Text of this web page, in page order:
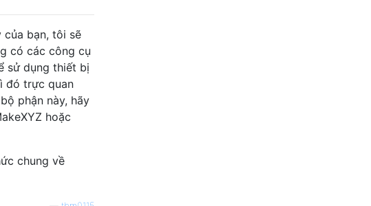
của bạn, tôi sẽ
có các công cụ
sử dụng thiết bị
đó trực quan
phận này, hãy
hoặc
chung về